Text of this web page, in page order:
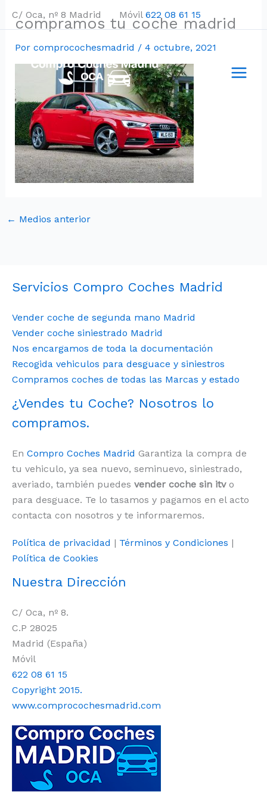
C/ Oca, nº 8 Madrid Móvil 622 08 61 15
compramos tu coche madrid
Por comprocochesmadrid / 4 octubre, 2021
← Medios anterior
Servicios Compro Coches Madrid
Vender coche de segunda mano Madrid
Vender coche siniestrado Madrid
Nos encargamos de toda la documentación
Recogida vehiculos para desguace y siniestros
Compramos coches de todas las Marcas y estado
¿Vendes tu Coche? Nosotros lo
compramos.
En Compro Coches Madrid Garantiza la compra de
tu vehiculo, ya sea nuevo, seminuevo, siniestrado,
averiado, también puedes vender coche sin itvo
para desguace. Te lo tasamos y pagamos en el acto
contacta con nosotros y te informaremos.
Política de privacidad | Términos y Condiciones |
Política de Cookies
Nuestra Dirección
C/ Oca, nº 8.
C.P 28025
Madrid (España)
Móvil
622 08 61 15
Copyright 2015.
www.comprocochesmadrid.com